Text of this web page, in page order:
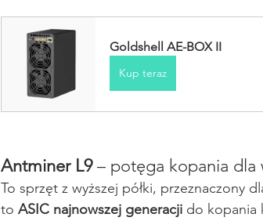
Goldshell AE-BOX II
Kup teraz
Antminer L9 – potęga kopania dla
To sprzęt z wyższej półki, przeznaczony
to ASIC najnowszej generacji do kopania